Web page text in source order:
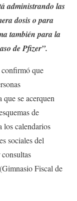
administrando las
dosis o para
también para la
de Pfizer”.
que
se acerquen
de
los calendarios
sociales del
Fiscal de